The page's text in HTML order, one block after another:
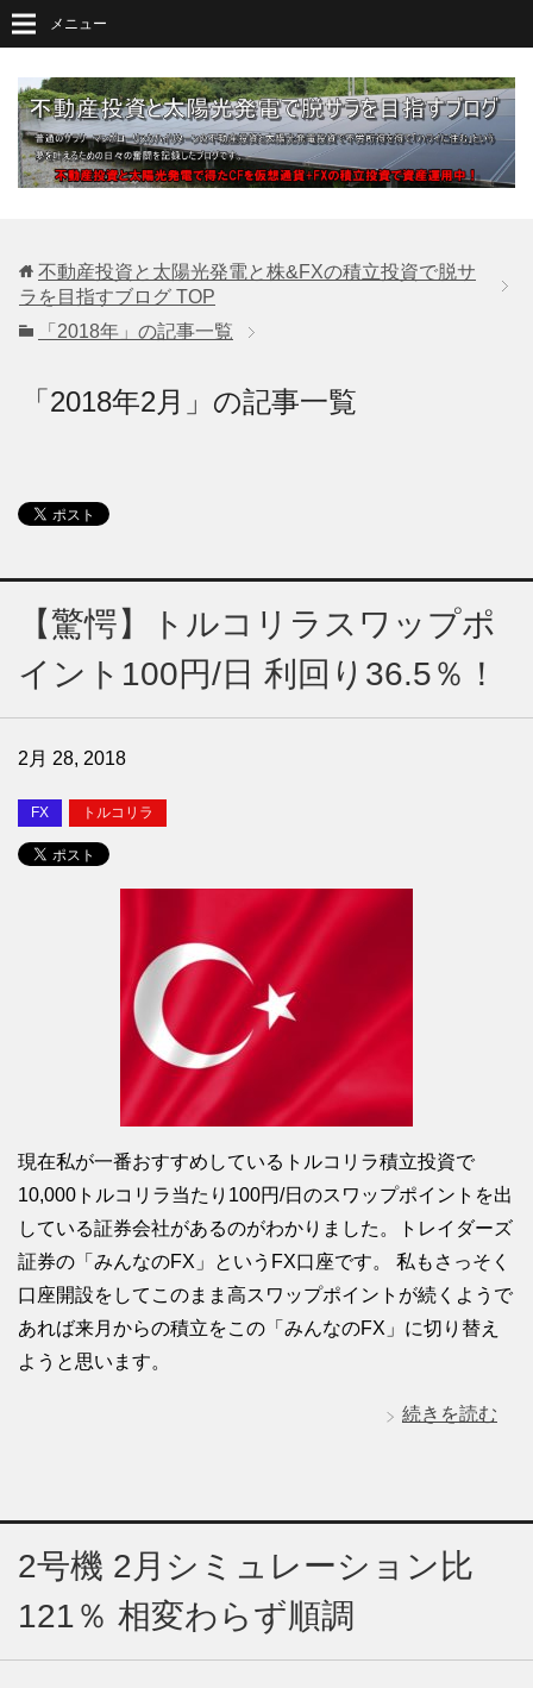
メニュー
不動産投資と太陽光発電と株&FXの積立投資で脱サ
ラを目指すブログ TOP
「2018年」の記事一覧
「2018年2月」の記事一覧
【驚愕】トルコリラスワップポ
イント100円/日 利回り36.5％！
2月 28, 2018
FX トルコリラ
現在私が一番おすすめしているトルコリラ積立投資で
10,000トルコリラ当たり100円/日のスワップポイントを出
している証券会社があるのがわかりました。トレイダーズ
証券の「みんなのFX」というFX口座です。 私もさっそく
口座開設をしてこのまま高スワップポイントが続くようで
あれば来月からの積立をこの「みんなのFX」に切り替え
ようと思います。
続きを読む
2号機 2月シミュレーション比
121％ 相変わらず順調